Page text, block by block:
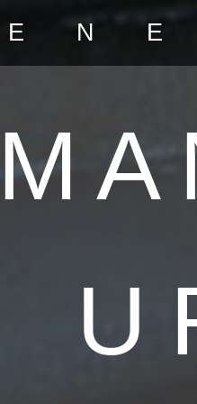
E N E
A
U